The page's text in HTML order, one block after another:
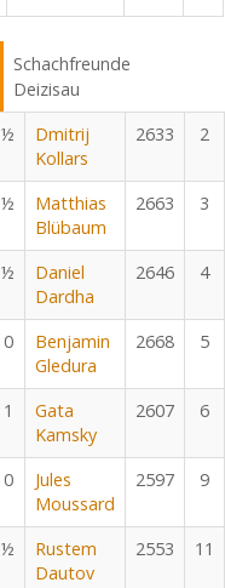
Schachfreunde
Deizisau
½
Dmitrij
Kollars
2633 2
½
Matthias
Blübaum
2663 3
½
Daniel
Dardha
2646 4
0
Benjamin
Gledura
2668 5
1
Gata
Kamsky
2607 6
0
Jules
Moussard
2597 9
½
Rustem
Dautov
2553 11